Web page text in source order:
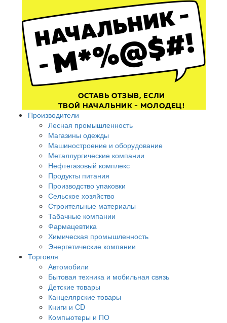
Производители
Лесная промышленность
Магазины одежды
Машиностроение и оборудование
Металлургические компании
Нефтегазовый комплекс
Продукты питания
Производство упаковки
Сельское хозяйство
Строительные материалы
Табачные компании
Фармацевтика
Химическая промышленность
Энергетические компании
Торговля
Автомобили
Бытовая техника и мобильная связь
Детские товары
Канцелярские товары
Книги и CD
Компьютеры и ПО